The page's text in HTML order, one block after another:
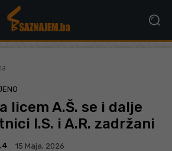
licem A.Š. se i dalje
I.S. i A.R. zadržani
15 Maja, 2026